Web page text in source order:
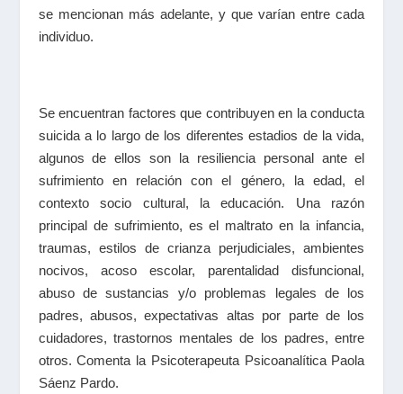
se mencionan más adelante, y que varían entre cada
individuo.
Se encuentran factores que contribuyen en la conducta
suicida a lo largo de los diferentes estadios de la vida,
algunos de ellos son la resiliencia personal ante el
sufrimiento en relación con el género, la edad, el
contexto socio cultural, la educación. Una razón
principal de sufrimiento, es el maltrato en la infancia,
traumas, estilos de crianza perjudiciales, ambientes
nocivos, acoso escolar, parentalidad disfuncional,
abuso de sustancias y/o problemas legales de los
padres, abusos, expectativas altas por parte de los
cuidadores, trastornos mentales de los padres, entre
otros. Comenta la Psicoterapeuta Psicoanalítica Paola
Sáenz Pardo.